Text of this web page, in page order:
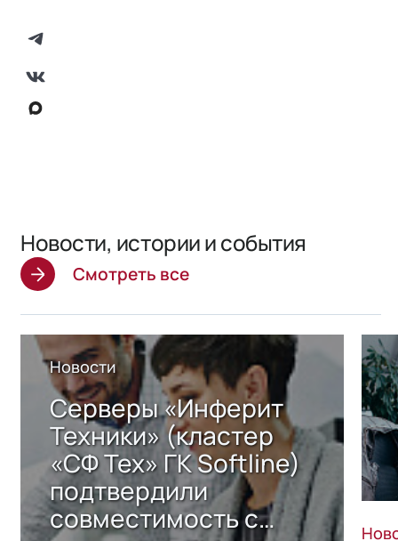
обеспечению безопасности
Новости, истории и события
Смотреть все
Новости
Серверы «Инферит
Техники» (кластер
«СФ Тех» ГК Softline)
подтвердили
совместимость с